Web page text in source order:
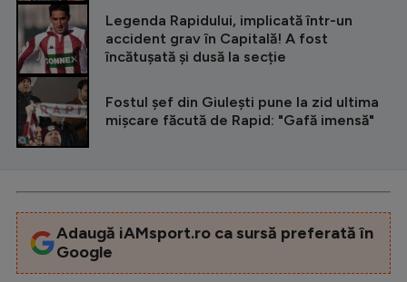
Legenda Rapidului, implicată într-un
accident grav în Capitală! A fost
încătușată și dusă la secție
Fostul șef din Giulești pune la zid ultima
mișcare făcută de Rapid: "Gafă imensă"
Adaugă iAMsport.ro ca sursă preferată în
Google